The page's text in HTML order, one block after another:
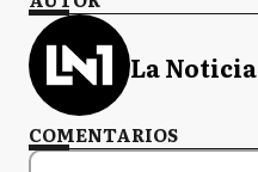
La Noticia
COMENTARIOS